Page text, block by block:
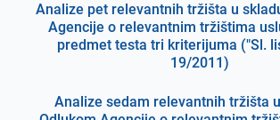
Analize pet relevantnih tržišta u
Agencije o relevantnim tržištima
predmet testa tri kriterijuma ("Sl.
19/2011)
Analize sedam relevantnih tržišta